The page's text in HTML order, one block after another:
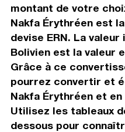
montant de votre
Nakfa Érythréen est
devise ERN. La
Bolivien est la valeur
Grâce à ce
pourrez convertir et
Nakfa Érythréen et
Utilisez les tableaux
dessous pour